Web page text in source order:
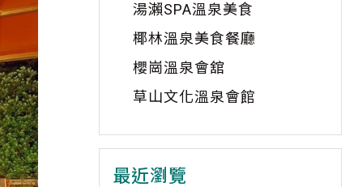
湯瀨SPA溫泉美食
椰林溫泉美食餐廳
櫻崗溫泉會舘
草山文化溫泉會館
最近瀏覽